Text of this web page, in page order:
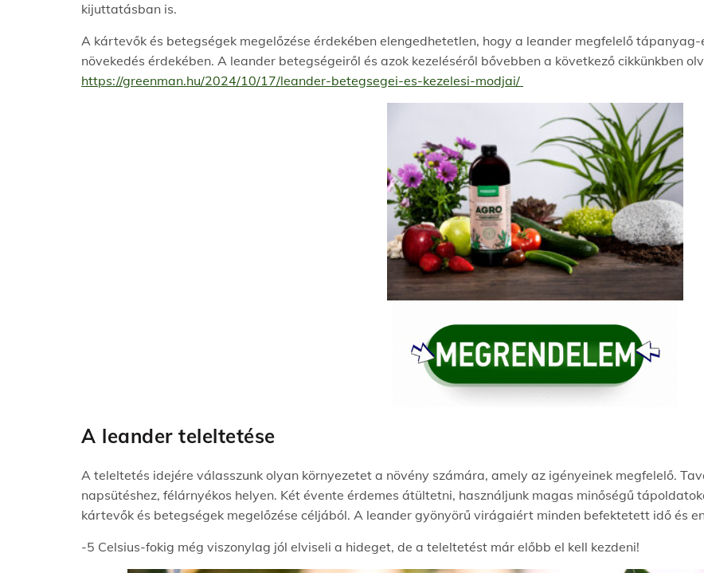
kijuttatásban is.
A kártevők és betegségek megelőzése érdekében elengedhetetlen, hogy a leander megfelelő
növekedés érdekében. A leander betegségeiről és azok kezeléséről bővebben a következő cikkünkben
https://greenman.hu/2024/10/17/leander-betegsegei-es-kezelesi-modjai/
A leander teleltetése
A teleltetés idejére válasszunk olyan környezetet a növény számára, amely az igényeinek megfelelő.
napsütéshez, félárnyékos helyen. Két évente érdemes átültetni, használjunk magas minőségű
kártevők és betegségek megelőzése céljából. A leander gyönyörű virágaiért minden befektetett idő és
-5 Celsius-fokig még viszonylag jól elviseli a hideget, de a teleltetést már előbb el kell kezdeni!